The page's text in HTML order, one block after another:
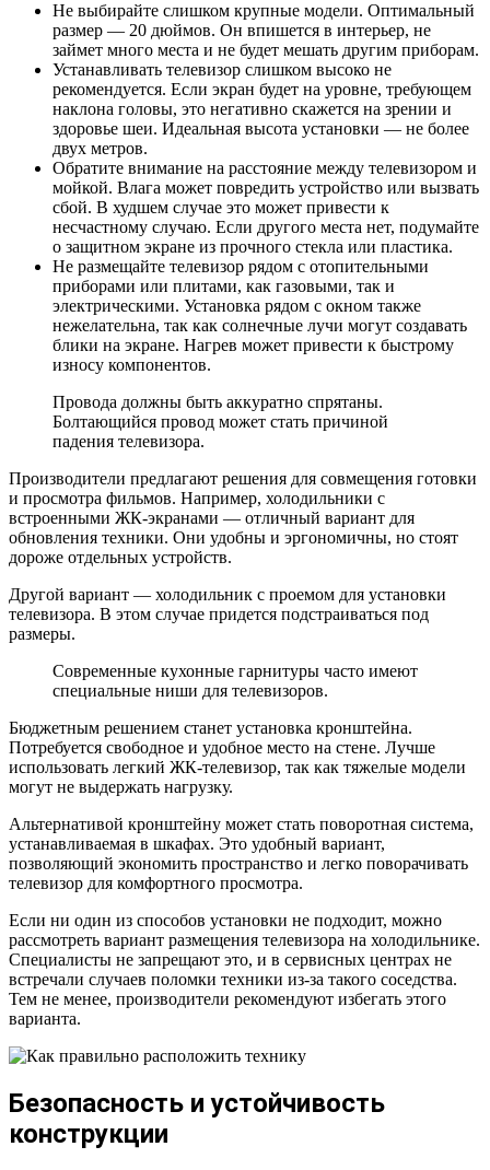
Не выбирайте слишком крупные модели. Оптимальный
размер — 20 дюймов. Он впишется в интерьер, не
займет много места и не будет мешать другим приборам.
Устанавливать телевизор слишком высоко не
рекомендуется. Если экран будет на уровне, требующем
наклона головы, это негативно скажется на зрении и
здоровье шеи. Идеальная высота установки — не более
двух метров.
Обратите внимание на расстояние между телевизором и
мойкой. Влага может повредить устройство или вызвать
сбой. В худшем случае это может привести к
несчастному случаю. Если другого места нет, подумайте
о защитном экране из прочного стекла или пластика.
Не размещайте телевизор рядом с отопительными
приборами или плитами, как газовыми, так и
электрическими. Установка рядом с окном также
нежелательна, так как солнечные лучи могут создавать
блики на экране. Нагрев может привести к быстрому
износу компонентов.
Провода должны быть аккуратно спрятаны.
Болтающийся провод может стать причиной
падения телевизора.
Производители предлагают решения для совмещения готовки
и просмотра фильмов. Например, холодильники с
встроенными ЖК-экранами — отличный вариант для
обновления техники. Они удобны и эргономичны, но стоят
дороже отдельных устройств.
Другой вариант — холодильник с проемом для установки
телевизора. В этом случае придется подстраиваться под
размеры.
Современные кухонные гарнитуры часто имеют
специальные ниши для телевизоров.
Бюджетным решением станет установка кронштейна.
Потребуется свободное и удобное место на стене. Лучше
использовать легкий ЖК-телевизор, так как тяжелые модели
могут не выдержать нагрузку.
Альтернативой кронштейну может стать поворотная система,
устанавливаемая в шкафах. Это удобный вариант,
позволяющий экономить пространство и легко поворачивать
телевизор для комфортного просмотра.
Если ни один из способов установки не подходит, можно
рассмотреть вариант размещения телевизора на холодильнике.
Специалисты не запрещают это, и в сервисных центрах не
встречали случаев поломки техники из-за такого соседства.
Тем не менее, производители рекомендуют избегать этого
варианта.
Безопасность и устойчивость
конструкции